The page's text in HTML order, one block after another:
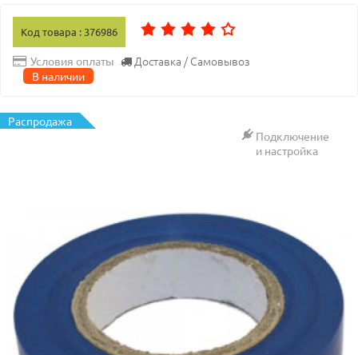
Код товара : 376986
Условия оплаты Доставка / Самовывоз
В наличии
Распродажа
Подключение
и настройка